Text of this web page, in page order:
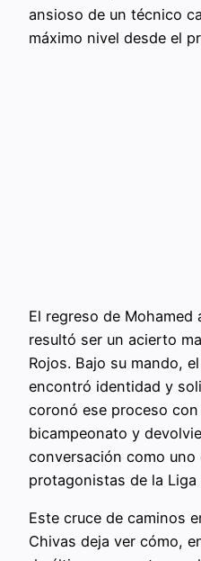
ansioso de un técnico
máximo nivel desde el
El regreso de Mohamed
resultó ser un acierto
Rojos. Bajo su mando,
encontró identidad y
coronó ese proceso
bicampeonato y
conversación como uno
protagonistas de la Liga
Este cruce de caminos
Chivas deja ver cómo,